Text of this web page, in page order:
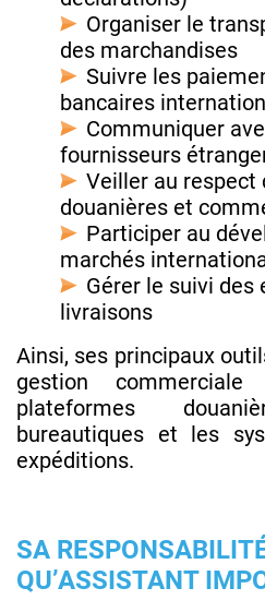
Organiser le
des marchandises
Suivre les
bancaires
Communiquer
fournisseurs
Veiller au
douanières et
Participer au
marchés
Gérer le suivi des
livraisons
Ainsi, ses principaux
gestion
plateformes
bureautiques et les
expéditions.
SA
QU’ASSISTANT